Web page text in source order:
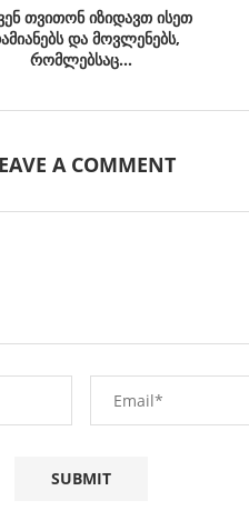
თვითონ იზიდავთ ისეთ
და მოვლენებს,
რომლებსაც...
A COMMENT